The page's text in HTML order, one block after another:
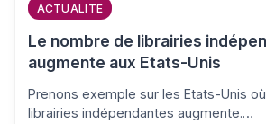
ACTUALITE
Le nombre de librairies
augmente aux Etats-Unis
Prenons exemple sur les Etats-Unis
librairies indépendantes augmente.…